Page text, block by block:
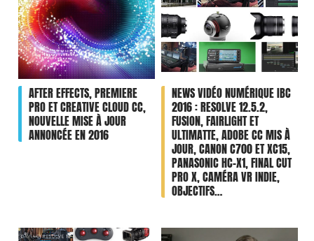
AFTER EFFECTS, PREMIERE
PRO ET CREATIVE CLOUD CC,
NOUVELLE MISE À JOUR
ANNONCÉE EN 2016
NEWS VIDÉO NUMÉRIQUE IBC
2016 : RESOLVE 12.5.2,
FUSION, FAIRLIGHT ET
ULTIMATTE, ADOBE CC MIS À
JOUR, CANON C700 ET XC15,
PANASONIC HC-X1, FINAL CUT
PRO X, CAMÉRA VR INDIE,
OBJECTIFS…